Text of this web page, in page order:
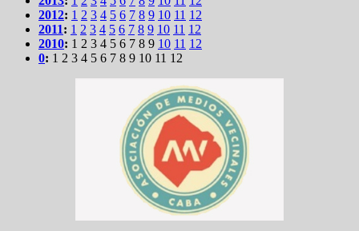
2012: 1 2 3 4 5 6 7 8 9 10 11 12
2011: 1 2 3 4 5 6 7 8 9 10 11 12
2010: 1 2 3 4 5 6 7 8 9 10 11 12
0: 1 2 3 4 5 6 7 8 9 10 11 12